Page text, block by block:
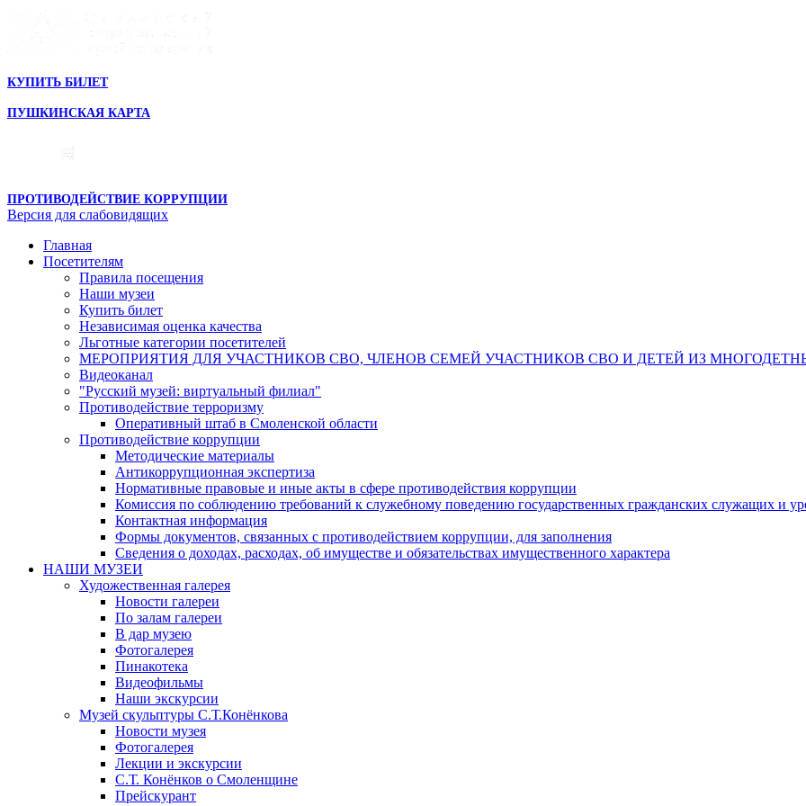
КУПИТЬ БИЛЕТ
ПУШКИНСКАЯ КАРТА
ПРОТИВОДЕЙСТВИЕ КОРРУПЦИИ
Версия для слабовидящих
Главная
Посетителям
Правила посещения
Наши музеи
Купить билет
Независимая оценка качества
Льготные категории посетителей
МЕРОПРИЯТИЯ ДЛЯ УЧАСТНИКОВ СВО, ЧЛЕНОВ СЕМЕЙ УЧАСТНИКОВ СВО И ДЕТЕЙ ИЗ
Видеоканал
"Русский музей: виртуальный филиал"
Противодействие терроризму
Оперативный штаб в Смоленской области
Противодействие коррупции
Методические материалы
Антикоррупционная экспертиза
Нормативные правовые и иные акты в сфере противодействия коррупции
Комиссия по соблюдению требований к служебному поведению государственных гражданских служащих и
Контактная информация
Формы документов, связанных с противодействием коррупции, для заполнения
Сведения о доходах, расходах, об имуществе и обязательствах имущественного характера
НАШИ МУЗЕИ
Художественная галерея
Новости галереи
По залам галереи
В дар музею
Фотогалерея
Пинакотека
Видеофильмы
Наши экскурсии
Музей скульптуры С.Т.Конёнкова
Новости музея
Фотогалерея
Лекции и экскурсии
С.Т. Конёнков о Смоленщине
Прейскурант